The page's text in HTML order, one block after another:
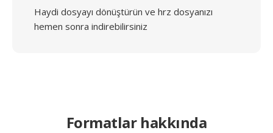
Haydi dosyayı dönüştürün ve hrz dosyanızı
hemen sonra indirebilirsiniz
Formatlar hakkında